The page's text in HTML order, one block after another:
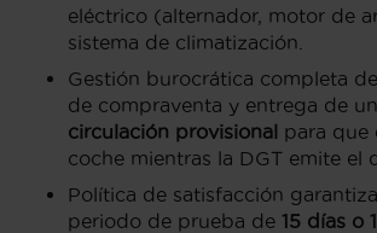
eléctrico (alternador, motor de
sistema de climatización.
Gestión burocrática completa
de compraventa y entrega de un
circulación provisional para que
coche mientras la DGT emite el
Política de satisfacción
periodo de prueba de 15 días o